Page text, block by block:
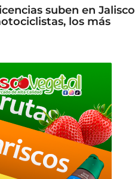
suben en Jalisco
los más